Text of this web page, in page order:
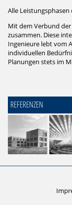
Alle
Mit dem Verbund der
zusammen. Diese
Ingenieure lebt vom
individuellen
Planungen stets im
REFERENZEN